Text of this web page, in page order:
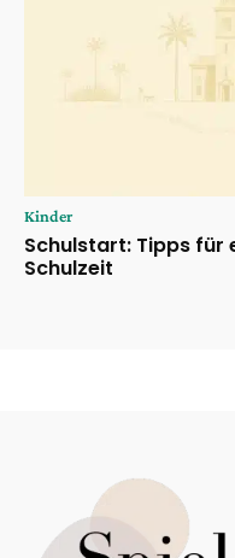
Kinder
Schulstart: Tipps für
Schulzeit